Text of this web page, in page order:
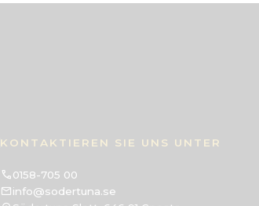
KONTAKTIEREN SIE UNS UNTER
0158-705 00
info@sodertuna.se